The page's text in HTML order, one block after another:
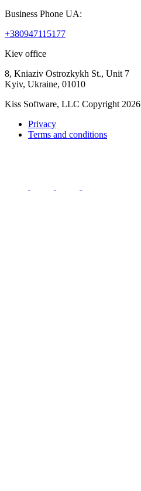
Business Phone UA:
+380947115177
Kiev office
8, Kniaziv Ostrozkykh St., Unit 7
Kyiv, Ukraine, 01010
Kiss Software, LLC Copyright 2026
Privacy
Terms and conditions